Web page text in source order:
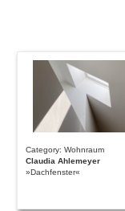
Category: Wohnraum
Claudia Ahlemeyer
»Dachfenster«